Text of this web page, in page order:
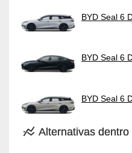
BYD Seal 6
BYD Seal 6
BYD Seal 6
Alternativas dentro